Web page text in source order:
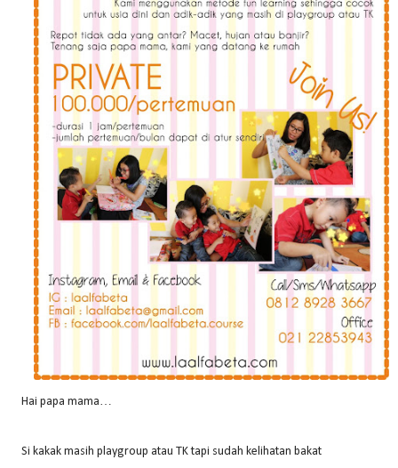
Hai papa mama…
Si kakak masih playgroup atau TK tapi sudah kelihatan bakat